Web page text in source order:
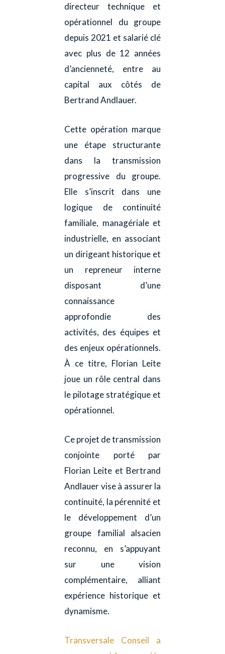
directeur technique et
opérationnel du groupe
depuis 2021 et salarié clé
avec plus de 12 années
d’ancienneté, entre au
capital aux côtés de
Bertrand Andlauer.
Cette opération marque
une étape structurante
dans la transmission
progressive du groupe.
Elle s’inscrit dans une
logique de continuité
familiale, managériale et
industrielle, en associant
un dirigeant historique et
un repreneur interne
disposant d’une
connaissance
approfondie des
activités, des équipes et
des enjeux opérationnels.
À ce titre, Florian Leite
joue un rôle central dans
le pilotage stratégique et
opérationnel.
Ce projet de transmission
conjointe porté par
Florian Leite et Bertrand
Andlauer vise à assurer la
continuité, la pérennité et
le développement d’un
groupe familial alsacien
reconnu, en s’appuyant
sur une vision
complémentaire, alliant
expérience historique et
dynamisme.
Transversale Conseil a